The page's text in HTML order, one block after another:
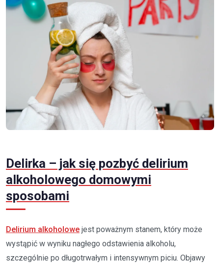
Delirka – jak się pozbyć delirium
alkoholowego domowymi
sposobami
Delirium alkoholowe jest poważnym stanem, który może
wystąpić w wyniku nagłego odstawienia alkoholu,
szczególnie po długotrwałym i intensywnym piciu. Objawy